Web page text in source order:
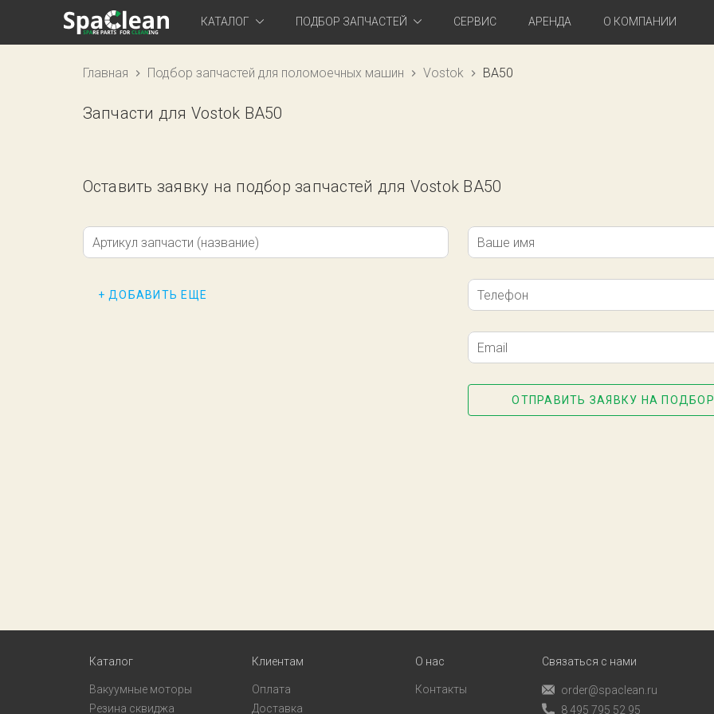
КАТАЛОГ ПОДБОР ЗАПЧАСТЕЙ СЕРВИС АРЕНДА О КОМПАНИИ
Главная Подбор запчастей для поломоечных машин Vostok BA50
Запчасти для Vostok BA50
Оставить заявку на подбор запчастей для Vostok BA50
Артикул запчасти (название)
+ ДОБАВИТЬ ЕЩЕ
Ваше имя
Телефон
Email
ОТПРАВИТЬ ЗАЯВКУ НА
Каталог
Вакуумные моторы
Резина сквиджа
Клиентам
Оплата
Доставка
О нас
Контакты
Связаться с нами
order@spaclean.ru
8 495 795 52 95